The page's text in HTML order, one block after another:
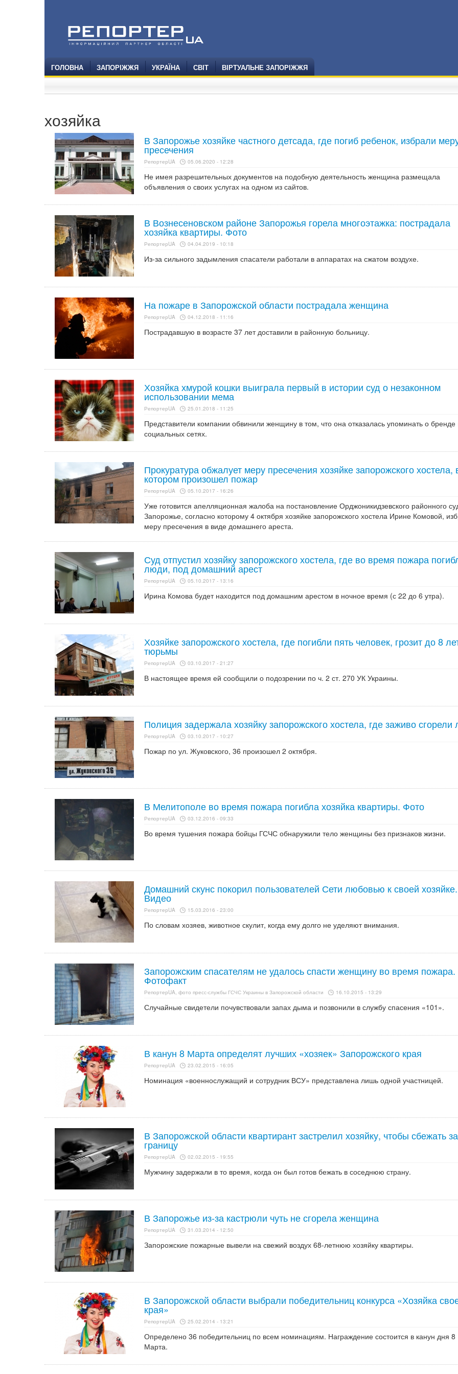
ГОЛОВНА ЗАПОРІЖЖЯ УКРАЇНА СВІТ ВІРТУАЛЬНЕ ЗАПОРІЖЖЯ
хозяйка
В Запорожье хозяйке частного детсада, где погиб ребенок, избрали
пресечения
РепортерUA 05.06.2020 - 12:28
Не имея разрешительных документов на подобную деятельность женщина размещала
объявления о своих услугах на одном из сайтов.
В Вознесеновском районе Запорожья горела многоэтажка: пострадала
хозяйка квартиры. Фото
РепортерUA 04.04.2019 - 10:18
Из-за сильного задымления спасатели работали в аппаратах на сжатом воздухе.
На пожаре в Запорожской области пострадала женщина
РепортерUA 04.12.2018 - 11:16
Пострадавшую в возрасте 37 лет доставили в районную больницу.
Хозяйка хмурой кошки выиграла первый в истории суд о незаконном
использовании мема
РепортерUA 25.01.2018 - 11:25
Представители компании обвинили женщину в том, что она отказалась упоминать о бренде
социальных сетях.
Прокуратура обжалует меру пресечения хозяйке запорожского хостела,
котором произошел пожар
РепортерUA 05.10.2017 - 16:26
Уже готовится апелляционная жалоба на постановление Орджоникидзевского районного
Запорожье, согласно которому 4 октября хозяйке запорожского хостела Ирине Комовой,
меру пресечения в виде домашнего ареста.
Суд отпустил хозяйку запорожского хостела, где во время пожара
люди, под домашний арест
РепортерUA 05.10.2017 - 13:16
Ирина Комова будет находится под домашним арестом в ночное время (с 22 до 6 утра).
Хозяйке запорожского хостела, где погибли пять человек, грозит до 8
тюрьмы
РепортерUA 03.10.2017 - 21:27
В настоящее время ей сообщили о подозрении по ч. 2 ст. 270 УК Украины.
Полиция задержала хозяйку запорожского хостела, где заживо
РепортерUA 03.10.2017 - 10:27
Пожар по ул. Жуковского, 36 произошел 2 октября.
В Мелитополе во время пожара погибла хозяйка квартиры. Фото
РепортерUA 03.12.2016 - 09:33
Во время тушения пожара бойцы ГСЧС обнаружили тело женщины без признаков жизни.
Домашний скунс покорил пользователей Сети любовью к своей хозяйке.
Видео
РепортерUA 15.03.2016 - 23:00
По словам хозяев, животное скулит, когда ему долго не уделяют внимания.
Запорожским спасателям не удалось спасти женщину во время пожара.
Фотофакт
РепортерUA, фото пресс-службы ГСЧС Украины в Запорожской области 16.10.2015 - 13:29
Случайные свидетели почувствовали запах дыма и позвонили в службу спасения «101».
В канун 8 Марта определят лучших «хозяек» Запорожского края
РепортерUA 23.02.2015 - 16:05
Номинация «военнослужащий и сотрудник ВСУ» представлена лишь одной участницей.
В Запорожской области квартирант застрелил хозяйку, чтобы сбежать за
границу
РепортерUA 02.02.2015 - 19:55
Мужчину задержали в то время, когда он был готов бежать в соседнюю страну.
В Запорожье из-за кастрюли чуть не сгорела женщина
РепортерUA 31.03.2014 - 12:50
Запорожские пожарные вывели на свежий воздух 68-летнюю хозяйку квартиры.
В Запорожской области выбрали победительниц конкурса «Хозяйка
края»
РепортерUA 25.02.2014 - 13:21
Определено 36 победительниц по всем номинациям. Награждение состоится в канун дня 8
Марта.